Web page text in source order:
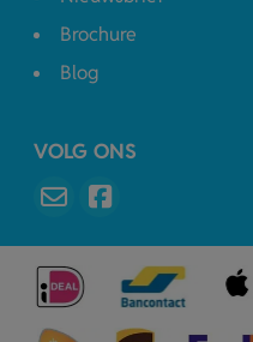
Brochure
Blog
VOLG ONS